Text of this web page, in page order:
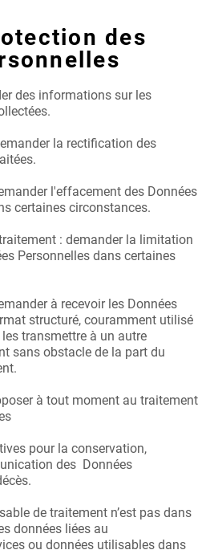
des
des informations sur les
la rectification des
l'effacement des Données
certaines circonstances.
: demander la limitation
Personnelles dans certaines
à recevoir les Données
structuré, couramment utilisé
transmettre à un autre
sans obstacle de la part du
à tout moment au traitement
pour la conservation,
des Données
de traitement n’est pas dans
données liées au
ou données utilisables dans